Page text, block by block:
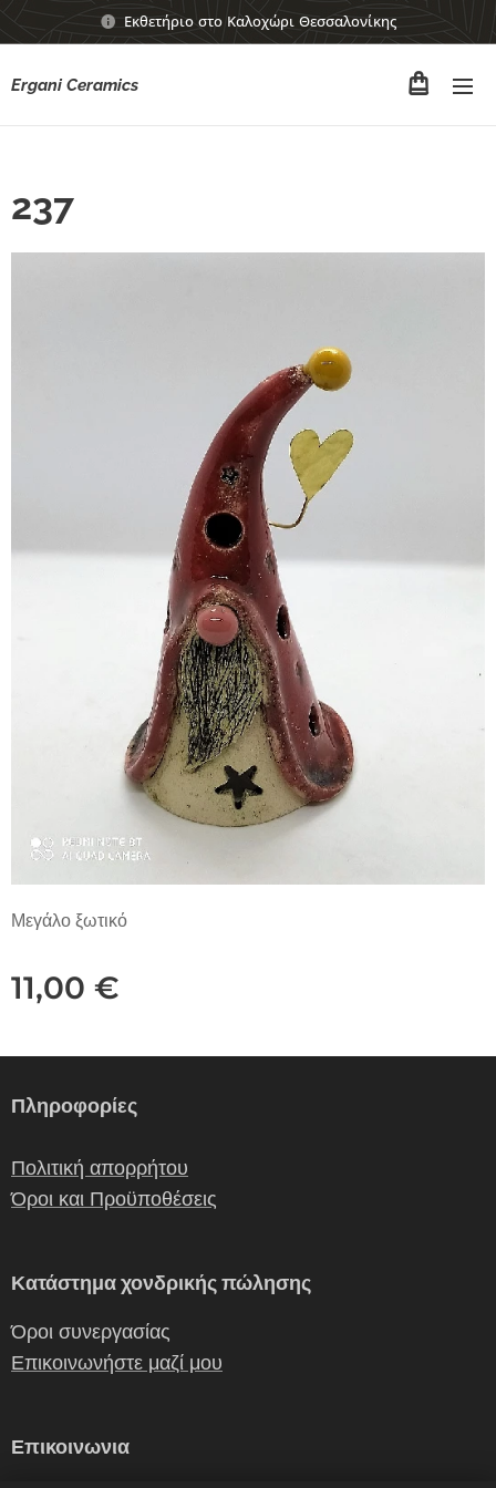
Εκθετήριο στο Καλοχώρι Θεσσαλονίκης
Ergani Ceramics
237
Μεγάλο ξωτικό
11,00 €
Πληροφορίες
Πολιτική απορρήτου
Όροι και Προϋποθέσεις
Κατάστημα χονδρικής πώλησης
Όροι συνεργασίας
Επικοινωνήστε μαζί μου
Επικοινωνια